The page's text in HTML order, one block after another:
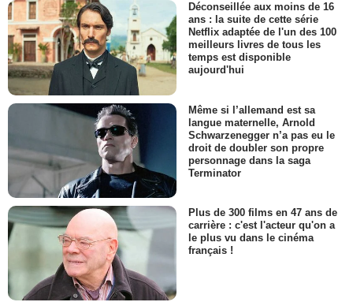
Déconseillée aux moins de 16
ans : la suite de cette série
Netflix adaptée de l'un des 100
meilleurs livres de tous les
temps est disponible
aujourd'hui
Même si l’allemand est sa
langue maternelle, Arnold
Schwarzenegger n’a pas eu le
droit de doubler son propre
personnage dans la saga
Terminator
Plus de 300 films en 47 ans de
carrière : c'est l'acteur qu'on a
le plus vu dans le cinéma
français !